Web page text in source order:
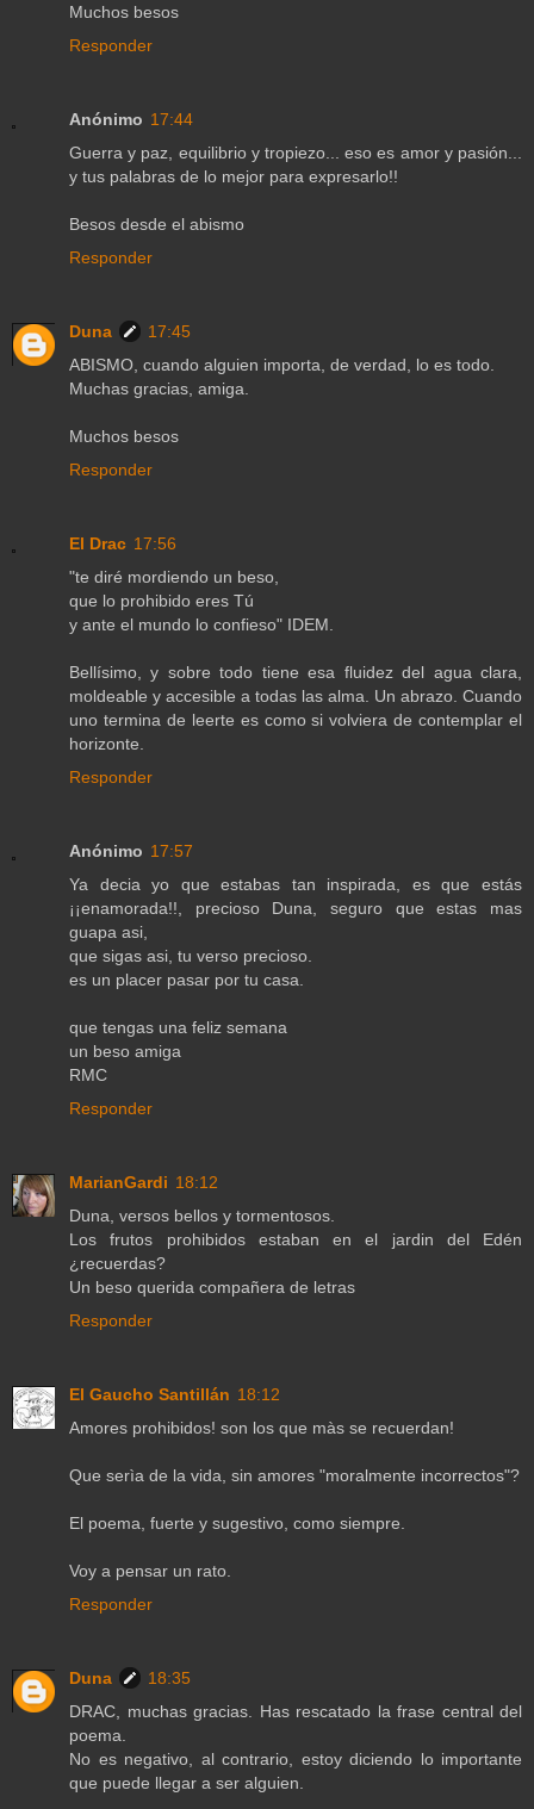
Muchos besos
Responder
Anónimo 17:44
Guerra y paz, equilibrio y tropiezo... eso es amor y pasión...
y tus palabras de lo mejor para expresarlo!!
Besos desde el abismo
Responder
Duna
17:45
ABISMO, cuando alguien importa, de verdad, lo es todo.
Muchas gracias, amiga.
Muchos besos
Responder
El Drac 17:56
"te diré mordiendo un beso,
que lo prohibido eres Tú
y ante el mundo lo confieso" IDEM.
Bellísimo, y sobre todo tiene esa fluidez del agua clara,
moldeable y accesible a todas las alma. Un abrazo. Cuando
uno termina de leerte es como si volviera de contemplar el
horizonte.
Responder
Anónimo 17:57
Ya decia yo que estabas tan inspirada, es que estás
¡¡enamorada!!, precioso Duna, seguro que estas mas
guapa asi,
que sigas asi, tu verso precioso.
es un placer pasar por tu casa.
que tengas una feliz semana
un beso amiga
RMC
Responder
MarianGardi 18:12
Duna, versos bellos y tormentosos.
Los frutos prohibidos estaban en el jardin del Edén
¿recuerdas?
Un beso querida compañera de letras
Responder
El Gaucho Santillán 18:12
Amores prohibidos! son los que màs se recuerdan!
Que serìa de la vida, sin amores "moralmente incorrectos"?
El poema, fuerte y sugestivo, como siempre.
Voy a pensar un rato.
Responder
Duna
18:35
DRAC, muchas gracias. Has rescatado la frase central del
poema.
No es negativo, al contrario, estoy diciendo lo importante
que puede llegar a ser alguien.